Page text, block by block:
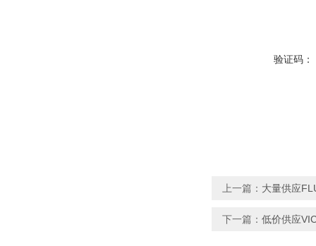
验证码：
上一篇： 大量供应
下一篇： 低价供应